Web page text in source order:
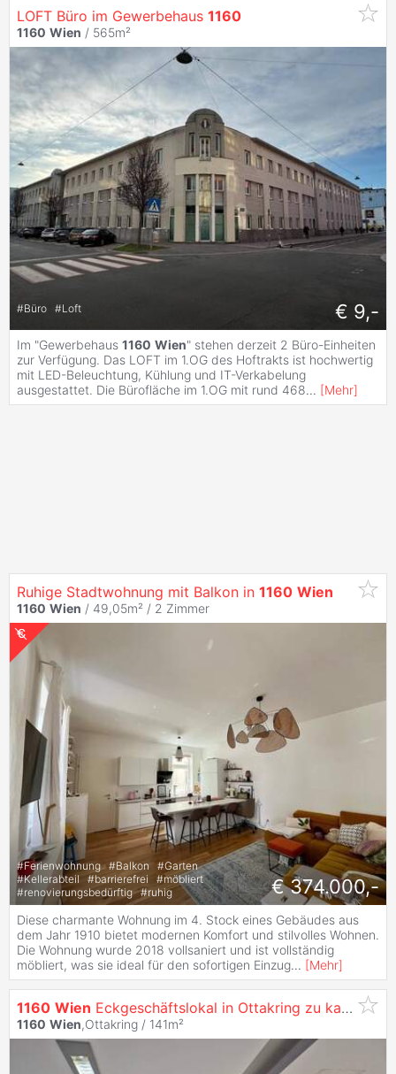
LOFT Büro im Gewerbehaus 1160
1160 Wien / 565m²
#Büro #Loft € 9,-
Im "Gewerbehaus 1160 Wien" stehen derzeit 2 Büro-Einheiten
zur Verfügung. Das LOFT im 1.OG des Hoftrakts ist hochwertig
mit LED-Beleuchtung, Kühlung und IT-Verkabelung
ausgestattet. Die Bürofläche im 1.OG mit rund 468... [Mehr]
Ruhige Stadtwohnung mit Balkon in 1160 Wien
1160 Wien / 49,05m² / 2 Zimmer
#Ferienwohnung #Balkon #Garten
#Kellerabteil #barrierefrei #möbliert
#renovierungsbedürftig #ruhig € 374.000,-
Diese charmante Wohnung im 4. Stock eines Gebäudes aus
dem Jahr 1910 bietet modernen Komfort und stilvolles Wohnen.
Die Wohnung wurde 2018 vollsaniert und ist vollständig
möbliert, was sie ideal für den sofortigen Einzug... [Mehr]
1160 Wien Eckgeschäftslokal in Ottakring zu kaufen
1160 Wien,Ottakring / 141m²